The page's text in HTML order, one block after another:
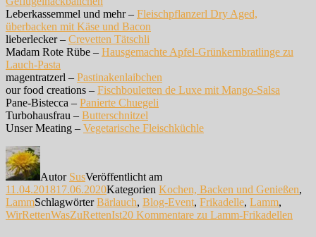
Leberkassemmel und mehr – Fleischpflanzerl Dry Aged,
überbacken mit Käse und Bacon
lieberlecker – Crevetten Tätschli
Madam Rote Rübe – Hausgemachte Apfel-Grünkernbratlinge zu
Lauch-Pasta
magentratzerl – Pastinakenlaibchen
our food creations – Fischbouletten de Luxe mit Mango-Salsa
Pane-Bistecca – Panierte Chuegeli
Turbohausfrau – Butterschnitzel
Unser Meating – Vegetarische Fleischküchle
Autor SusVeröffentlicht am
11.04.201817.06.2020Kategorien Kochen, Backen und Genießen,
LammSchlagwörterBärlauch, Blog-Event, Frikadelle, Lamm,
WirRettenWasZuRettenIst20 Kommentare zu Lamm-Frikadellen